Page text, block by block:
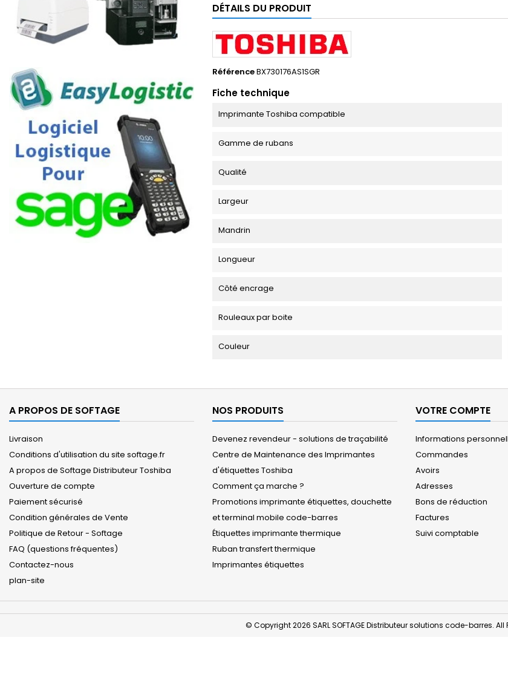
DÉTAILS DU PRODUIT
RéférenceBX730176AS1SGR
Fiche technique
Imprimante Toshiba compatible
Gamme de rubans
Qualité
Largeur
Mandrin
Longueur
Côté encrage
Rouleaux par boite
Couleur
A PROPOS DE SOFTAGE
Livraison
Conditions d'utilisation du site softage.fr
A propos de Softage Distributeur Toshiba
Ouverture de compte
Paiement sécurisé
Condition générales de Vente
Politique de Retour - Softage
FAQ (questions fréquentes)
Contactez-nous
plan-site
NOS PRODUITS
Devenez revendeur - solutions de traçabilité
Centre de Maintenance des Imprimantes
d'étiquettes Toshiba
Comment ça marche ?
Promotions imprimante étiquettes, douchette
et terminal mobile code-barres
Étiquettes imprimante thermique
Ruban transfert thermique
Imprimantes étiquettes
VOTRE COMPTE
Informations
Commandes
Avoirs
Adresses
Bons de réduction
Factures
Suivi comptable
© Copyright 2026 SARL SOFTAGE Distributeur solutions code-barres. All